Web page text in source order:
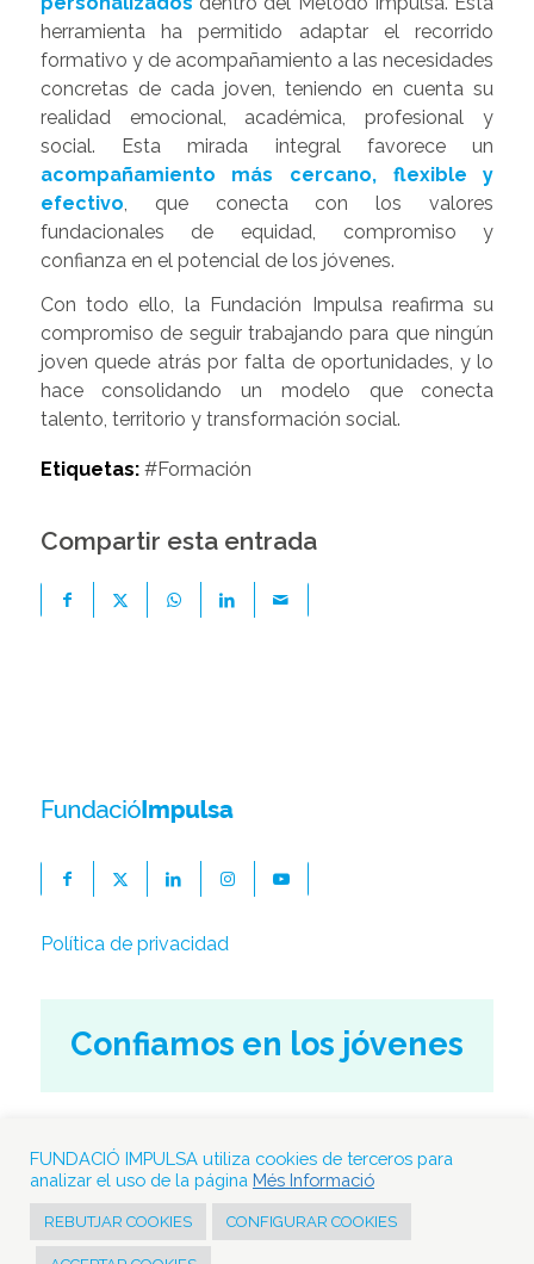
herramienta ha permitido adaptar el recorrido
formativo y de acompañamiento a las necesidades
concretas de cada joven, teniendo en cuenta su
realidad emocional, académica, profesional y
social. Esta mirada integral favorece un
acompañamiento más cercano, flexible y
efectivo , que conecta con los valores
fundacionales de equidad, compromiso y
confianza en el potencial de los jóvenes.
Con todo ello, la Fundación Impulsa reafirma su
compromiso de seguir trabajando para que ningún
joven quede atrás por falta de oportunidades, y lo
hace consolidando un modelo que conecta
talento, territorio y transformación social.
Etiquetas: #Formación
Compartir esta entrada
Política de privacidad
Confiamos en los jóvenes
08500 Vic. Barcelona
hola@fundacioimpulsa.org
www.fundacioimpulsa.org
FUNDACIÓ IMPULSA utiliza cookies de terceros para
analizar el uso de la página Més Informació
REBUTJAR COOKIES CONFIGURAR COOKIES